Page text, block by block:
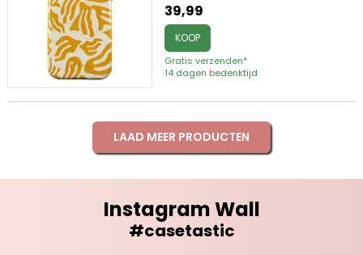
39,99
KOOP
Gratis verzenden*
14 dagen bedenktijd
LAAD MEER PRODUCTEN
Instagram Wall
#casetastic